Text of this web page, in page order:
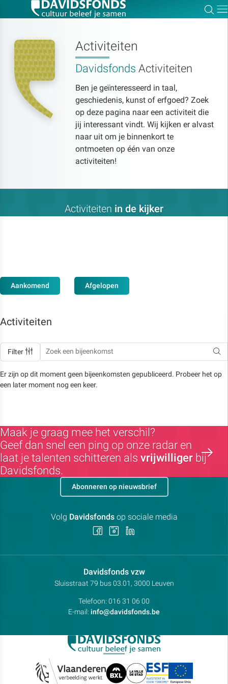
Activiteiten
Davidsfonds Activiteiten
Ben je geïnteresseerd in taal,
geschiedenis, kunst of erfgoed? Zoek
op deze pagina naar een activiteit die
jij interessant vindt. Wij kijken er alvast
naar uit om je binnenkort te
ontmoeten op één van onze
activiteiten!
Activiteiten in de kijker
Aankomend Afgelopen
Activiteiten
Filter
Er zijn op dit moment geen bijeenkomsten gepubliceerd. Probeer het op
een later moment nog een keer.
Maak je graag mee het verschil?
Geef dan snel een ping op onze radar en
laat je talenten schitteren als vrijwilliger bij
Davidsfonds.
Davidsfonds vzwContactpersoon:
Adres:
Sluisstraat 79 bus 03.01, 3000 Leuven
Telefoon: 016 31 06 00
E-mail: info@davidsfonds.be
Abonneren op nieuwsbrief
Volg Davidsfondsop sociale media
Volg Volg
Zoek:
Zoeken